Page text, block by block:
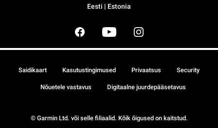
Eesti | Estonia
© Garmin Ltd. või selle filiaalid. Kõik õigused on kaitstud.
Saidikaart Kasutustingimused Privaatsus Security
Nõuetele vastavus Digitaalne juurdepääsetavus